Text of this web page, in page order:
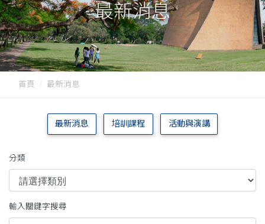
最新消息
首頁 最新消息
最新消息 培訓課程 活動與演講
分類
輸入關鍵字搜尋